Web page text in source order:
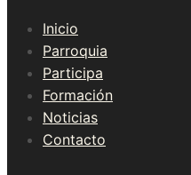
Inicio
Parroquia
Participa
Formación
Noticias
Contacto